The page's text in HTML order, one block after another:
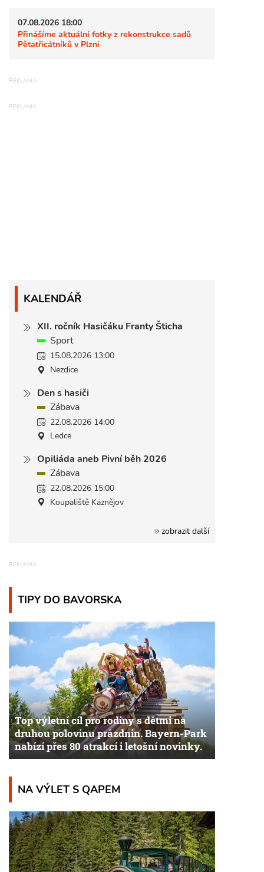
07.08.2026 18:00
Přinášíme aktuální fotky z rekonstrukce sadů
Pětatřicátníků v Plzni
KALENDÁŘ
XII. ročník Hasičáku Franty Šticha
Sport
15.08.2026 13:00
Nezdice
Den s hasiči
Zábava
22.08.2026 14:00
Ledce
Opiliáda aneb Pivní běh 2026
Zábava
22.08.2026 15:00
Koupaliště Kaznějov
zobrazit další
TIPY DO BAVORSKA
Top výletní cíl pro rodiny s dětmi na
druhou polovinu prázdnin. Bayern-Park
nabízí přes 80 atrakcí i letošní novinky.
NA VÝLET S QAPEM